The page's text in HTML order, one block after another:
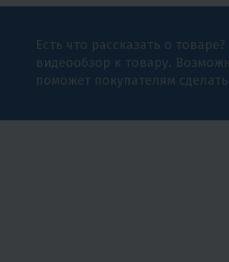
Есть что рассказать о
видеообзор к товару.
поможет покупателям